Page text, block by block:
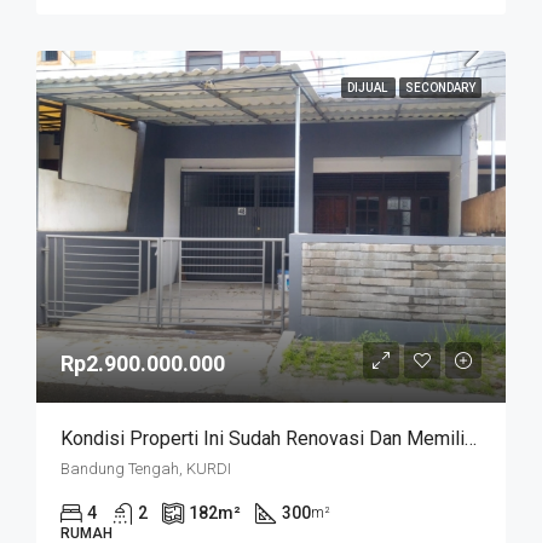
DIJUAL SECONDARY
Rp2.900.000.000
Kondisi Properti Ini Sudah Renovasi Dan Memiliki Desain Scandinavian Yang Menambah Daya Tarik Dan Estetika Properti Ini. Rumah Ini Berada Di Area Perumahan/komplek. Kurdi Timur
Bandung Tengah, KURDI
4 2 182m² 300m²
RUMAH